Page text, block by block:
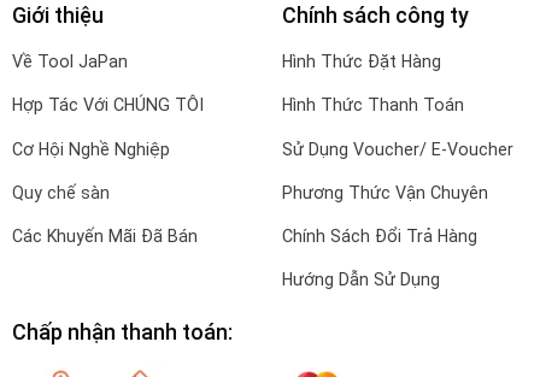
Giới thiệu
Về Tool JaPan
Hợp Tác Với CHÚNG TÔI
Cơ Hội Nghề Nghiệp
Quy chế sàn
Các Khuyến Mãi Đã Bán
Chính sách công ty
Hình Thức Đặt Hàng
Hình Thức Thanh Toán
Sử Dụng Voucher/ E-Voucher
Phương Thức Vận Chuyên
Chính Sách Đổi Trả Hàng
Hướng Dẫn Sử Dụng
Chấp nhận thanh toán: